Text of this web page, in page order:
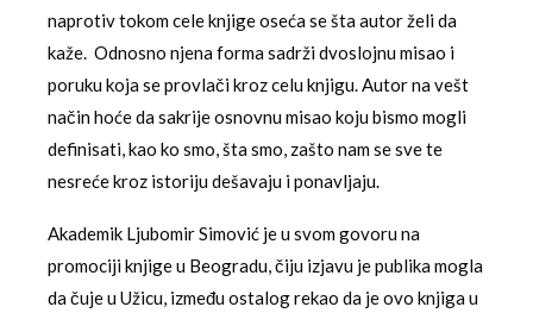
naprotiv tokom cele knjige oseća se šta autor želi da
kaže. Odnosno njena forma sadrži dvoslojnu misao i
poruku koja se provlači kroz celu knjigu. Autor na vešt
način hoće da sakrije osnovnu misao koju bismo mogli
definisati, kao ko smo, šta smo, zašto nam se sve te
nesreće kroz istoriju dešavaju i ponavljaju.
Akademik Ljubomir Simović je u svom govoru na
promociji knjige u Beogradu, čiju izjavu je publika mogla
da čuje u Užicu, između ostalog rekao da je ovo knjiga u